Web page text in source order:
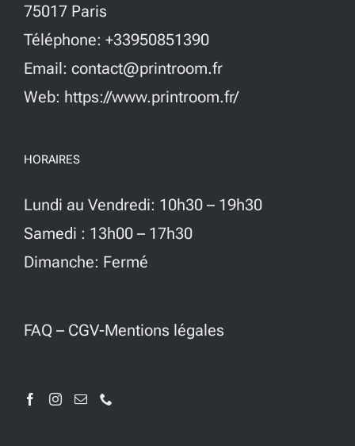
75017 Paris
Téléphone: +33950851390
Email: contact@printroom.fr
Web: https://www.printroom.fr/
HORAIRES
Lundi au Vendredi: 10h30 – 19h30
Samedi : 13h00 – 17h30
Dimanche: Fermé
FAQ – CGV-Mentions légales